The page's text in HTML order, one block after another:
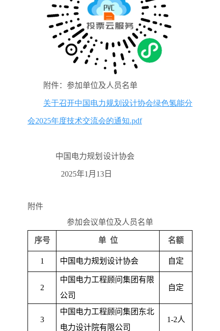
附件：参加单位及人员名单
关于召开中国电力规划设计协会绿色氢能分
会2025年度技术交流会的通知.pdf
中国电力规划设计协会
2025年1 月 13 日
附件
参加会议单位及人员名单
序号 单 位 名额
1 中国电力规划设计协会 自定
2
中国电力工程顾问集团有限
公司
自定
3
中国电力工程顾问集团东北
电力设计院有限公司
1-2人